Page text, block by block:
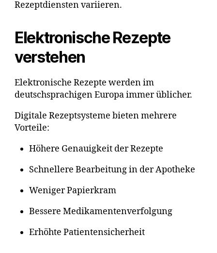
Rezeptdiensten variieren.
Elektronische Rezepte
verstehen
Elektronische Rezepte werden im
deutschsprachigen Europa immer üblicher.
Digitale Rezeptsysteme bieten mehrere
Vorteile:
Höhere Genauigkeit der Rezepte
Schnellere Bearbeitung in der Apotheke
Weniger Papierkram
Bessere Medikamentenverfolgung
Erhöhte Patientensicherheit